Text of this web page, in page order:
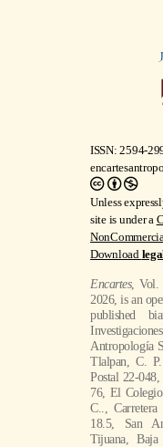
ISSN: 2594-
Unless
site is under a
Download
Encartes, Vol.
2026, is an
published
Antropología
Tlalpan, C.
Postal 22-
76, El
C.., Carretera
18.5, San
Tijuana,